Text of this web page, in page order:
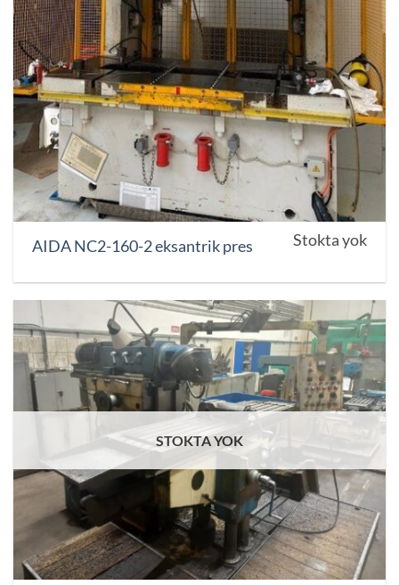
AIDA NC2-160-2 eksantrik pres Stokta yok
STOKTA YOK